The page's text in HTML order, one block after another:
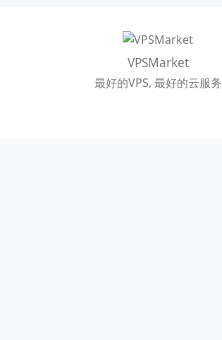
VPSMarket
最好的VPS, 最好的云服务